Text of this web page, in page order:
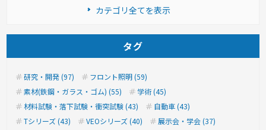
カテゴリ全てを表示
タグ
研究・開発 (97)
フロント照明 (59)
素材(鉄鋼・ガラス・ゴム) (55)
学術 (45)
材料試験・落下試験・衝突試験 (43)
自動車 (43)
Tシリーズ (43)
VEOシリーズ (40)
展示会・学会 (37)